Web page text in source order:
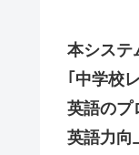
本システ
｢中学校
英語のプ
英語力向